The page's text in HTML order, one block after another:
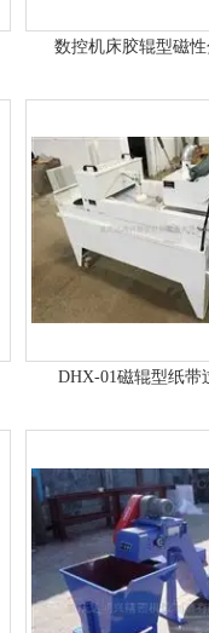
数控机床胶辊型磁
DHX-01磁辊型纸带